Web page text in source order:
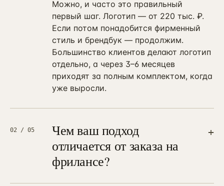
Можно, и часто это правильный
первый шаг. Логотип — от 220 тыс. ₽.
Если потом понадобится фирменный
стиль и брендбук — продолжим.
Большинство клиентов делают логотип
отдельно, а через 3–6 месяцев
приходят за полным комплектом, когда
уже выросли.
02 / 05
Чем ваш подход
отличается от заказа на
фрилансе?
+